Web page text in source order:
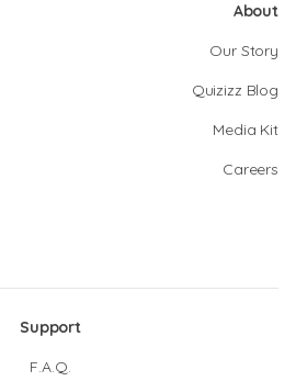
About
Our Story
Quizizz Blog
Media Kit
Careers
Support
F.A.Q.